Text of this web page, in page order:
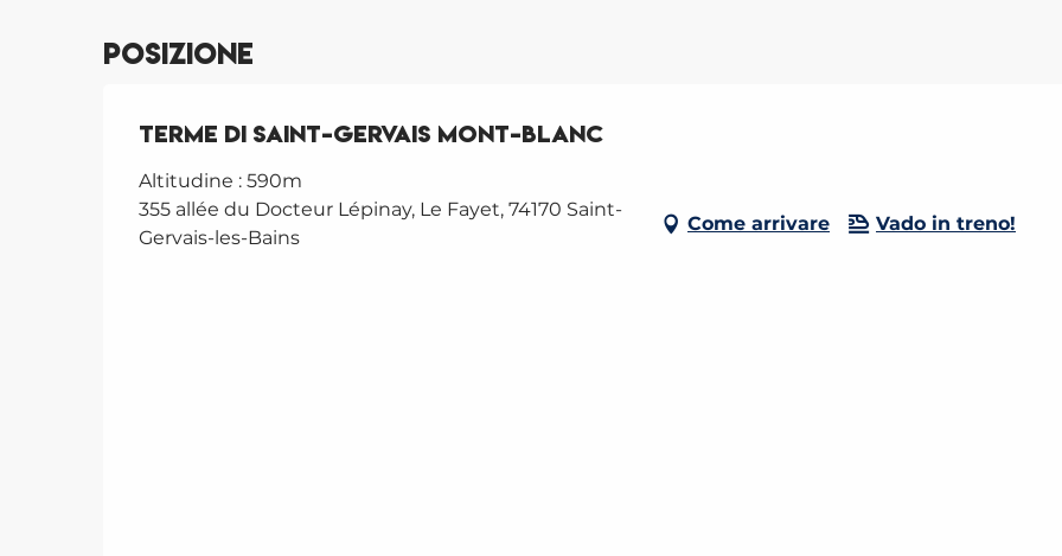
Posizione
Terme di Saint-Gervais Mont-Blanc
Altitudine : 590m
355 allée du Docteur Lépinay, Le Fayet, 74170 Saint-
Gervais-les-Bains
Come arrivare Vado in treno!